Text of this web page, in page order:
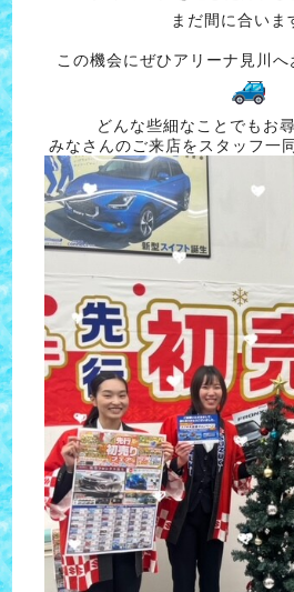
まだ間に合いま
この機会にぜひアリーナ見川
どんな些細なことでもお
みなさんのご来店をスタッフ一